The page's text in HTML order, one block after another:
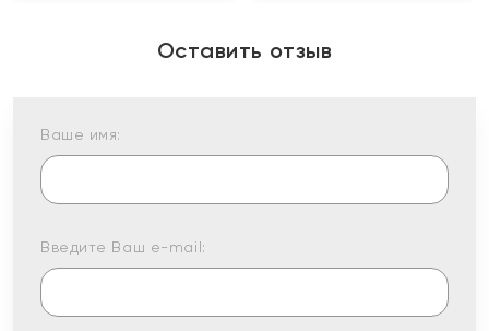
Оставить отзыв
Ваше имя:
Введите Ваш e-mail: